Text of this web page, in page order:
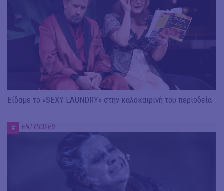
Είδαμε το «SEXY LAUNDRY» στην καλοκαιρινή του περιοδεία
# ΕΝΤΥΠΩΣΕΙΣ